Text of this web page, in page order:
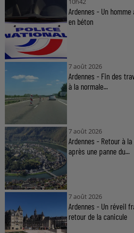
Ardennes - Un
en béton
7 août 2026
Ardennes - Fin des
à la normale...
7 août 2026
Ardennes - Retour à
après une panne du...
7 août 2026
Ardennes - Un réveil
retour de la canicule